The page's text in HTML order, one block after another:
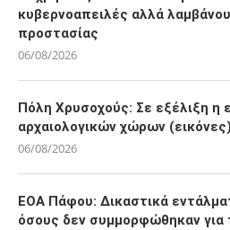
κυβερνοαπειλές αλλά
προστασίας
06/08/2026
Πόλη Χρυσοχούς: Σε εξέλιξη η
αρχαιολογικών χώρων (εικόνες)
06/08/2026
ΕΟΑ Πάφου: Δικαστικά
όσους δεν συμμορφώθηκαν για